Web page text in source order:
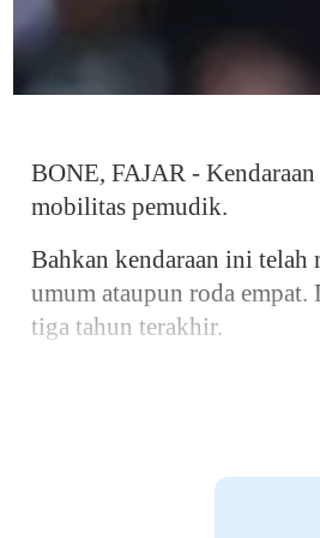
BONE, FAJAR -
mobilitas pemudik.
Bahkan kendaraan ini
umum ataupun roda
tiga tahun terakhir.